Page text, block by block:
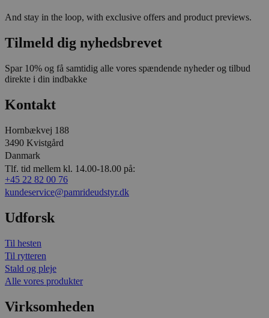
And stay in the loop, with exclusive offers and product previews.
Tilmeld dig nyhedsbrevet
Spar 10% og få samtidig alle vores spændende nyheder og tilbud
direkte i din indbakke
Kontakt
Hornbækvej 188
3490 Kvistgård
Danmark
Tlf. tid mellem kl. 14.00-18.00 på:
+45 22 82 00 76
kundeservice@pamrideudstyr.dk
Udforsk
Til hesten
Til rytteren
Stald og pleje
Alle vores produkter
Virksomheden